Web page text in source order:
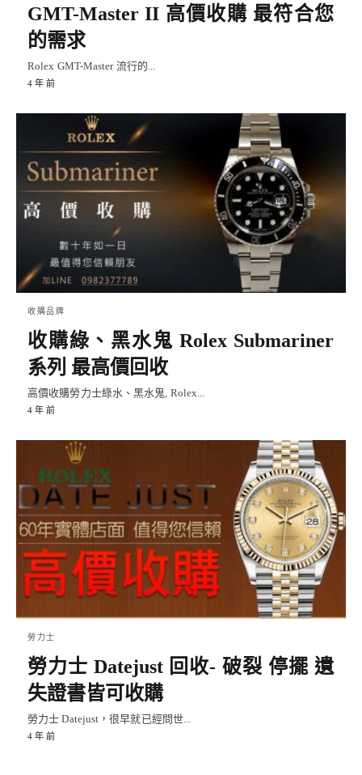
GMT-Master II 高價收購 最符合您
的需求
Rolex GMT-Master 流行的...
4 年 前
收購品牌
收購綠、黑水鬼 Rolex Submariner
系列 最高價回收
高價收購勞力士綠水、黑水鬼, Rolex...
4 年 前
勞力士
勞力士 Datejust 回收- 破裂 停擺 遺
失證書皆可收購
勞力士 Datejust，很早就已經問世...
4 年 前